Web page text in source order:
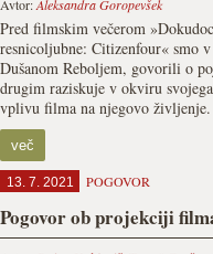
Avtor:Aleksandra Goropevšek
Pred filmskim večerom
resnicoljubne: Citizenfour« smo
Dušanom Reboljem, govorili o
drugim raziskuje v okviru
vplivu filma na njegovo življenje.
več
13. 7. 2021 POGOVOR
Pogovor ob projekciji